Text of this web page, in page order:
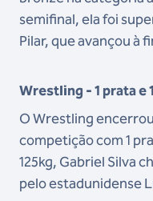
semifinal, ela foi
Pilar, que avançou à
Wrestling - 1 prata e
O Wrestling
competição com 1
125kg, Gabriel Silva
pelo estadunidense